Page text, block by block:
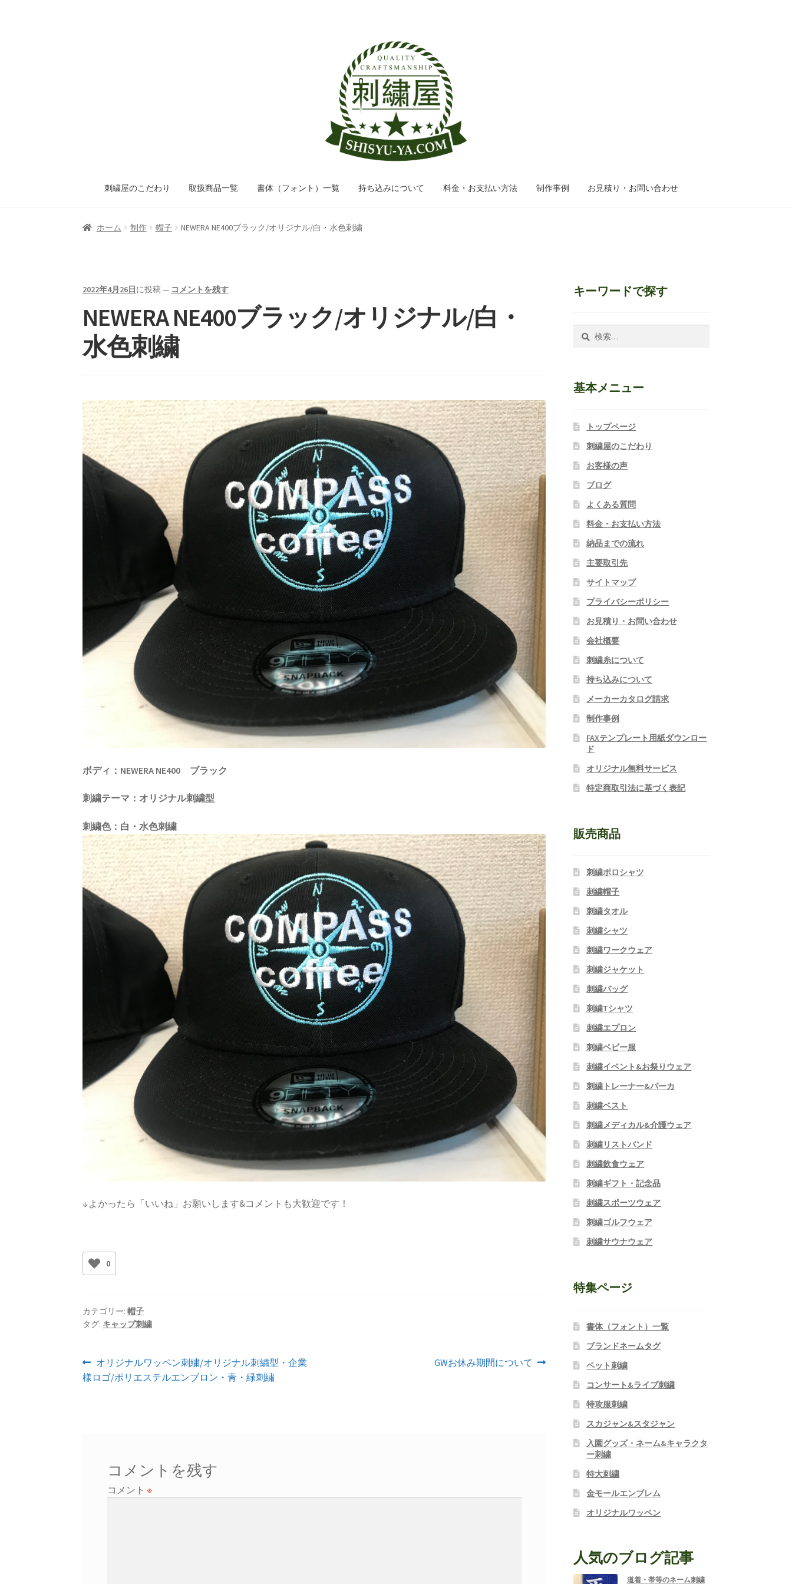
ビ
ゲ
ー
シ
ョ
ン
へ
ス
キ
プ
ン
テ
ン
ツ
へ
ス
キ
ッ
プ
刺繍屋のこだわり 取扱商品一覧 書体（フォント）一覧 持ち込みについて 料金・お支払い方法 制作事例 お見積り・お問い合わせ
ホーム 制作 帽子 NEWERA NE400ブラック/オリジナル/白・水色刺繍
2022年4月26日 に投稿— コメントを残す
NEWERA NE400ブラック/オリジナル/白・
水色刺繍
ボディ：NEWERA NE400 ブラック
刺繍テーマ：オリジナル刺繍型
刺繍色：白・水色刺繍
↓よかったら「いいね」お願いします&コメントも大歓迎です！
0
カテゴリー:帽子
タグ: キャップ刺繍
投
稿
前
の
オリジナルワッペン刺繍/オリジナル刺繍型・企業
様ロゴ/ポリエステルエンブロン・青・緑刺繍
次
GWお休み期間について
コメントを残す
コメント ※
キーワードで探す
基本メニュー
トップページ
刺繍屋のこだわり
お客様の声
ブログ
よくある質問
料金・お支払い方法
納品までの流れ
主要取引先
サイトマップ
プライバシーポリシー
お見積り・お問い合わせ
会社概要
刺繍糸について
持ち込みについて
メーカーカタログ請求
制作事例
FAXテンプレート用紙ダウンロー
ド
オリジナル無料サービス
特定商取引法に基づく表記
販売商品
刺繍ポロシャツ
刺繍帽子
刺繍タオル
刺繍シャツ
刺繍ワークウェア
刺繍ジャケット
刺繍バッグ
刺繍Tシャツ
刺繍エプロン
刺繍ベビー服
刺繍イベント&お祭りウェア
刺繍トレーナー&パーカ
刺繍ベスト
刺繍メディカル&介護ウェア
刺繍リストバンド
刺繍飲食ウェア
刺繍ギフト・記念品
刺繍スポーツウェア
刺繍ゴルフウェア
刺繍サウナウェア
特集ページ
書体（フォント）一覧
ブランドネームタグ
ペット刺繍
コンサート&ライブ刺繍
特攻服刺繍
スカジャン&スタジャン
入園グッズ・ネーム&キャラクタ
ー刺繍
特大刺繍
金モールエンブレム
オリジナルワッペン
人気のブログ記事
道着・帯等のネーム刺繍